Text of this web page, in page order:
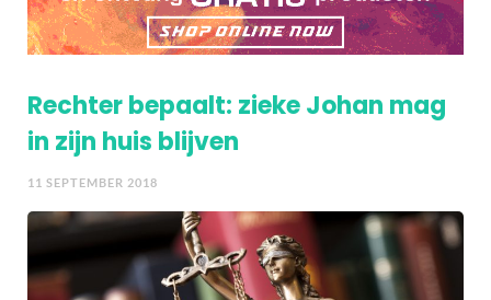
Rechter bepaalt: zieke Johan mag
in zijn huis blijven
11 SEPTEMBER 2018